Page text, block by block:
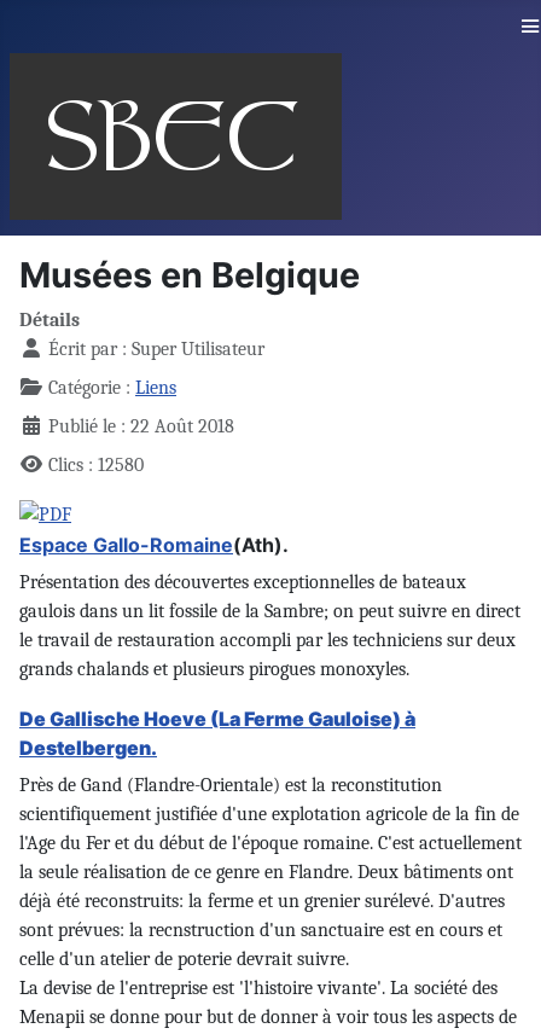
≡
Musées en Belgique
Détails
Écrit par : Super Utilisateur
Catégorie : Liens
Publié le : 22 Août 2018
Clics : 12580
Espace Gallo-Romaine(Ath).
Présentation des découvertes exceptionnelles de bateaux
gaulois dans un lit fossile de la Sambre; on peut suivre en direct
le travail de restauration accompli par les techniciens sur deux
grands chalands et plusieurs pirogues monoxyles.
De Gallische Hoeve (La Ferme Gauloise) à
Destelbergen.
Près de Gand (Flandre-Orientale) est la reconstitution
scientifiquement justifiée d'une explotation agricole de la fin de
l'Age du Fer et du début de l'époque romaine. C'est actuellement
la seule réalisation de ce genre en Flandre. Deux bâtiments ont
déjà été reconstruits: la ferme et un grenier surélevé. D'autres
sont prévues: la recnstruction d'un sanctuaire est en cours et
celle d'un atelier de poterie devrait suivre.
La devise de l'entreprise est 'l'histoire vivante'. La société des
Menapii se donne pour but de donner à voir tous les aspects de